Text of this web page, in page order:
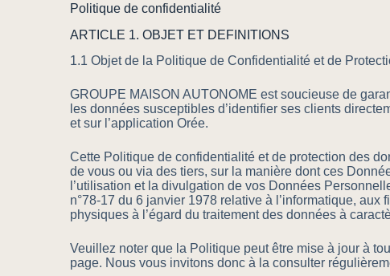
Politique de confidentialité
ARTICLE 1. OBJET ET DEFINITIONS
1.1 Objet de la Politique de Confidentialité et de
GROUPE MAISON AUTONOME est soucieuse de
les données susceptibles d’identifier ses clients
et sur l’application Orée.
Cette Politique de confidentialité et de protection des
de vous ou via des tiers, sur la manière dont ces
l’utilisation et la divulgation de vos Données
n°78-17 du 6 janvier 1978 relative à l’informatique,
physiques à l’égard du traitement des données à
Veuillez noter que la Politique peut être mise à jour à
page. Nous vous invitons donc à la consulter